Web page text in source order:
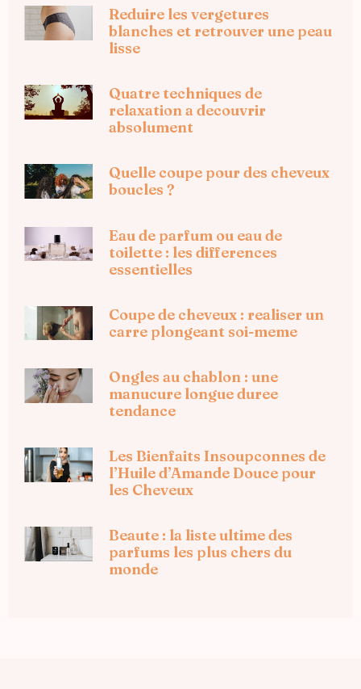
Reduire les vergetures
blanches et retrouver une peau
lisse
Quatre techniques de
relaxation a decouvrir
absolument
Quelle coupe pour des cheveux
boucles ?
Eau de parfum ou eau de
toilette : les differences
essentielles
Coupe de cheveux : realiser un
carre plongeant soi-meme
Ongles au chablon : une
manucure longue duree
tendance
Les Bienfaits Insoupconnes de
l’Huile d’Amande Douce pour
les Cheveux
Beaute : la liste ultime des
parfums les plus chers du
monde